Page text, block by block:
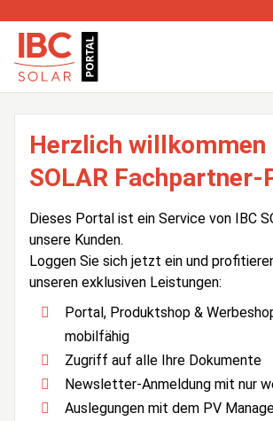
Herzlich willkommen
SOLAR
Dieses Portal ist ein Service von IBC
unsere Kunden.
Loggen Sie sich jetzt ein und
unseren exklusiven Leistungen:
Portal, Produktshop &
mobilfähig
Zugriff auf alle Ihre Dokumente
Newsletter-Anmeldung mit nur
Auslegungen mit dem PV